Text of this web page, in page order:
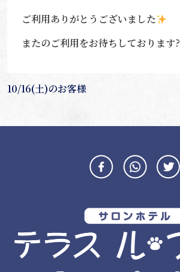
ご利用ありがとうございました
またのご利用をお待ちしております?
投
ビ
10/16(土)のお客様